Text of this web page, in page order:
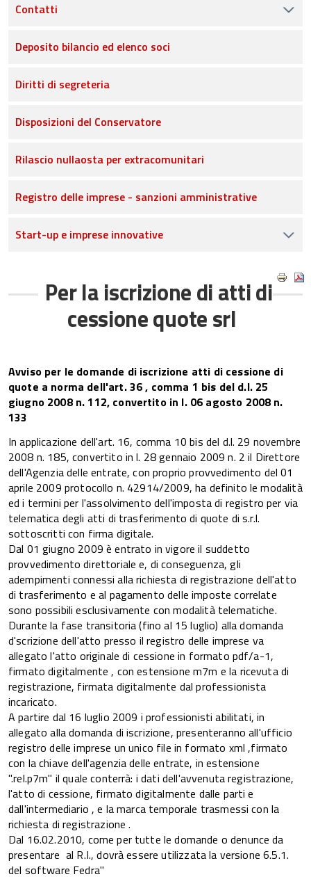
Contatti
Deposito bilancio ed elenco soci
Diritti di segreteria
Disposizioni del Conservatore
Rilascio nullaosta per extracomunitari
Registro delle imprese - sanzioni amministrative
Start-up e imprese innovative
Per la iscrizione di atti di
cessione quote srl
Avviso per le domande di iscrizione atti di cessione di
quote a norma dell'art. 36 , comma 1 bis del d.l. 25
giugno 2008 n. 112, convertito in l. 06 agosto 2008 n.
133
In applicazione dell'art. 16, comma 10 bis del d.l. 29 novembre
2008 n. 185, convertito in l. 28 gennaio 2009 n. 2 il Direttore
dell'Agenzia delle entrate, con proprio provvedimento del 01
aprile 2009 protocollo n. 42914/2009, ha definito le modalità
ed i termini per l'assolvimento dell'imposta di registro per via
telematica degli atti di trasferimento di quote di s.r.l.
sottoscritti con firma digitale.
Dal 01 giugno 2009 è entrato in vigore il suddetto
provvedimento direttoriale e, di conseguenza, gli
adempimenti connessi alla richiesta di registrazione dell'atto
di trasferimento e al pagamento delle imposte correlate
sono possibili esclusivamente con modalità telematiche.
Durante la fase transitoria (fino al 15 luglio) alla domanda
d'scrizione dell'atto presso il registro delle imprese va
allegato l'atto originale di cessione in formato pdf/a-1,
firmato digitalmente , con estensione m7m e la ricevuta di
registrazione, firmata digitalmente dal professionista
incaricato.
A partire dal 16 luglio 2009 i professionisti abilitati, in
allegato alla domanda di iscrizione, presenteranno all'ufficio
registro delle imprese un unico file in formato xml ,firmato
con la chiave dell'agenzia delle entrate, in estensione
".rel.p7m" il quale conterrà: i dati dell'avvenuta registrazione,
l'atto di cessione, firmato digitalmente dalle parti e
dall'intermediario , e la marca temporale trasmessi con la
richiesta di registrazione .
Dal 16.02.2010, come per tutte le domande o denunce da
presentare al R.I., dovrà essere utilizzata la versione 6.5.1.
del software Fedra"